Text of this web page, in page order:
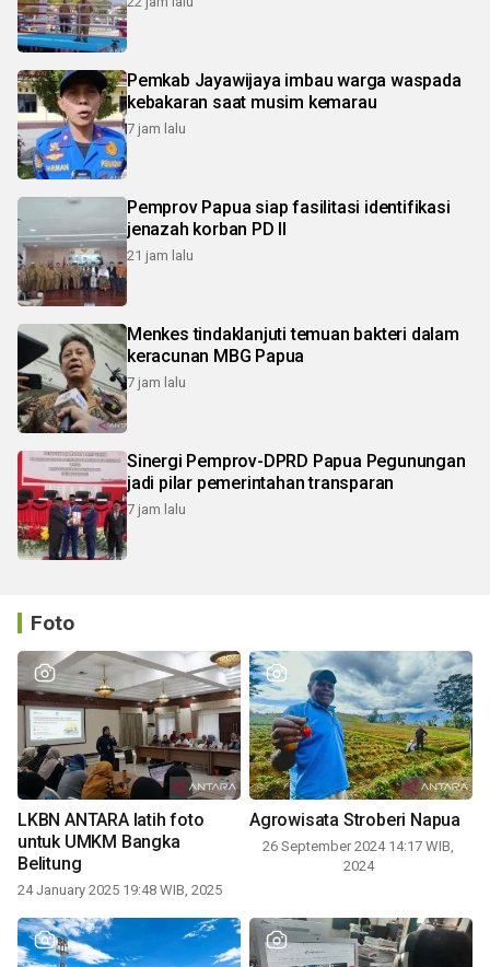
Pemkab Jayawijaya imbau warga waspada
kebakaran saat musim kemarau
7 jam lalu
Pemprov Papua siap fasilitasi identifikasi
jenazah korban PD II
21 jam lalu
Menkes tindaklanjuti temuan bakteri dalam
keracunan MBG Papua
7 jam lalu
Sinergi Pemprov-DPRD Papua Pegunungan
jadi pilar pemerintahan transparan
7 jam lalu
Foto
LKBN ANTARA latih foto
untuk UMKM Bangka
Belitung
24 January 2025 19:48 WIB, 2025
Agrowisata Stroberi Napua
26 September 2024 14:17 WIB,
2024